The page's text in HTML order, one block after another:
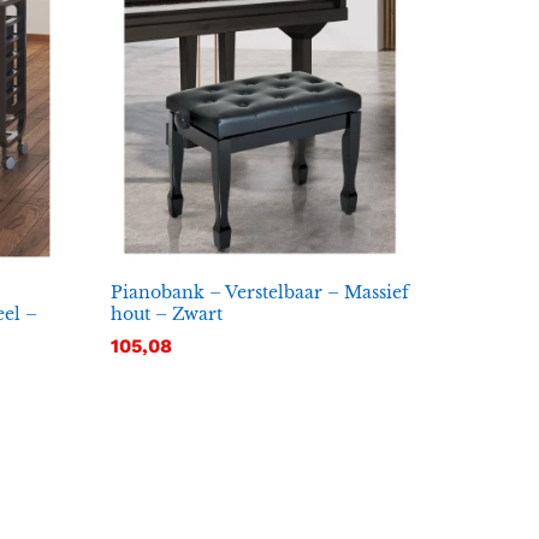
–
Pianobank – Verstelbaar – Massief
hout – Zwart
105,08
105,08